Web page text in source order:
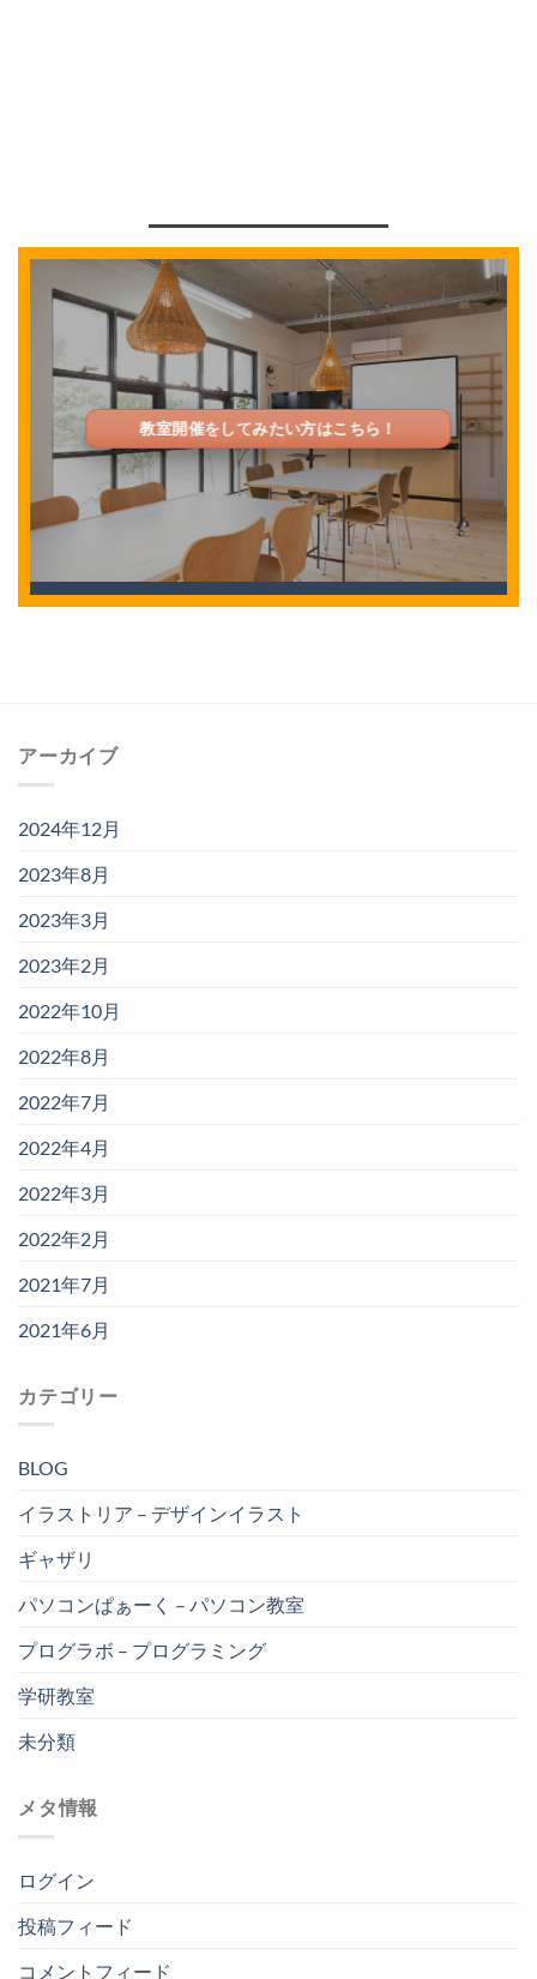
教室開催をしてみたい方はこちら！
アーカイブ
2024年12月
2023年8月
2023年3月
2023年2月
2022年10月
2022年8月
2022年7月
2022年4月
2022年3月
2022年2月
2021年7月
2021年6月
カテゴリー
BLOG
イラストリア – デザインイラスト
ギャザリ
パソコンぱぁーく – パソコン教室
プログラボ – プログラミング
学研教室
未分類
メタ情報
ログイン
投稿フィード
コメントフィード